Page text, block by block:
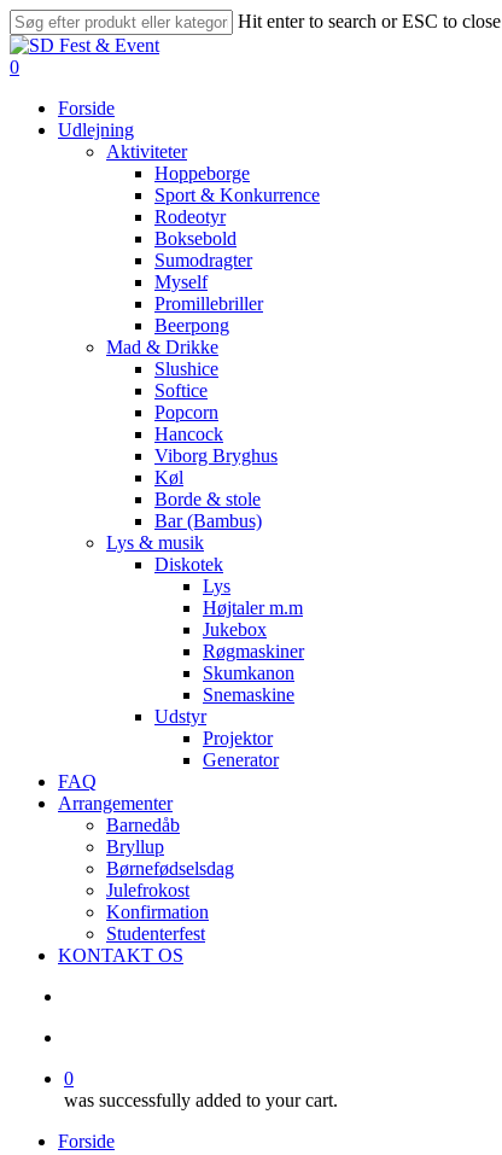
Skip
to
main
Hit enter to search or ESC to close
Close
Search
search
account
0
Forside
Udlejning
Aktiviteter
Hoppeborge
Sport & Konkurrence
Rodeotyr
Boksebold
Sumodragter
Myself
Promillebriller
Beerpong
Mad & Drikke
Slushice
Softice
Popcorn
Hancock
Viborg Bryghus
Køl
Borde & stole
Bar (Bambus)
Lys & musik
Diskotek
Lys
Højtaler m.m
Jukebox
Røgmaskiner
Skumkanon
Snemaskine
Udstyr
Projektor
Generator
FAQ
Arrangementer
Barnedåb
Bryllup
Børnefødselsdag
Julefrokost
Konfirmation
Studenterfest
KONTAKT OS
0
was successfully added to your cart.
Forside